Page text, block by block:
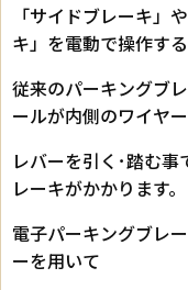
「サイドブレーキ」
キ」を電動で操作する
従来のパーキングブ
ールが内側のワイヤ
レバーを引く･踏む
レーキがかかります。
電子パーキングブレ
ーを用いて